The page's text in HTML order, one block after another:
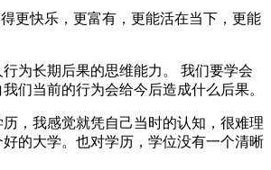
更快乐，更富有，更能活在当下，更能
为长期后果的思维能力。 我们要学会
们当前的行为会给今后造成什么后果。
，我感觉就凭自己当时的认知，很难理
的大学。也对学历，学位没有一个清晰